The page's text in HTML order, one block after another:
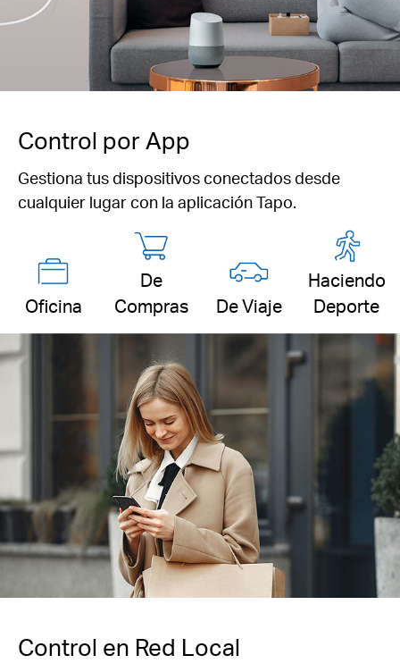
Control por App
Gestiona tus dispositivos conectados desde
cualquier lugar con la aplicación Tapo.
Oficina
De
Compras
De Viaje
Haciendo
Deporte
Control en Red Local